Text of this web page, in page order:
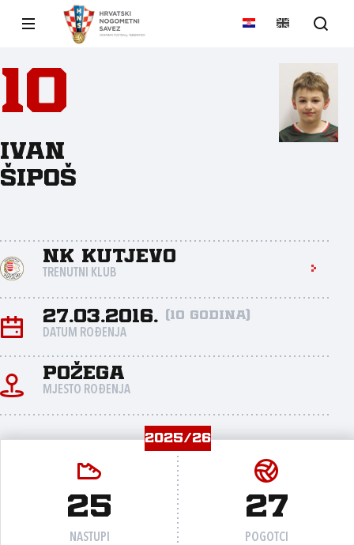
10
Ivan
Šipoš
NK Kutjevo
TRENUTNI KLUB
27.03.2016. (10 godina)
DATUM ROĐENJA
Požega
MJESTO ROĐENJA
2025/26
25
NASTUPI
27
POGOTCI